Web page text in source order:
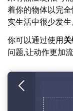
着你的物体以完
实生活中很少发生
你可以通过使用
问题,让动作更加流